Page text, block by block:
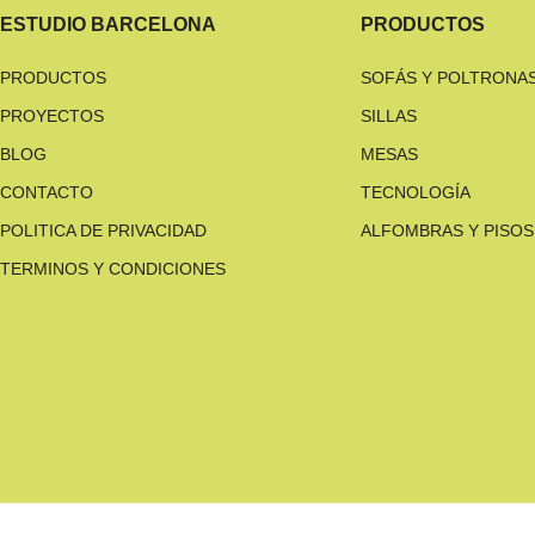
ESTUDIO BARCELONA
PRODUCTOS
PROYECTOS
BLOG
CONTACTO
POLITICA DE PRIVACIDAD
TERMINOS Y CONDICIONES
PRODUCTOS
SOFÁS Y
SILLAS
MESAS
TECNOLOGÍA
ALFOMBRAS Y PISOS